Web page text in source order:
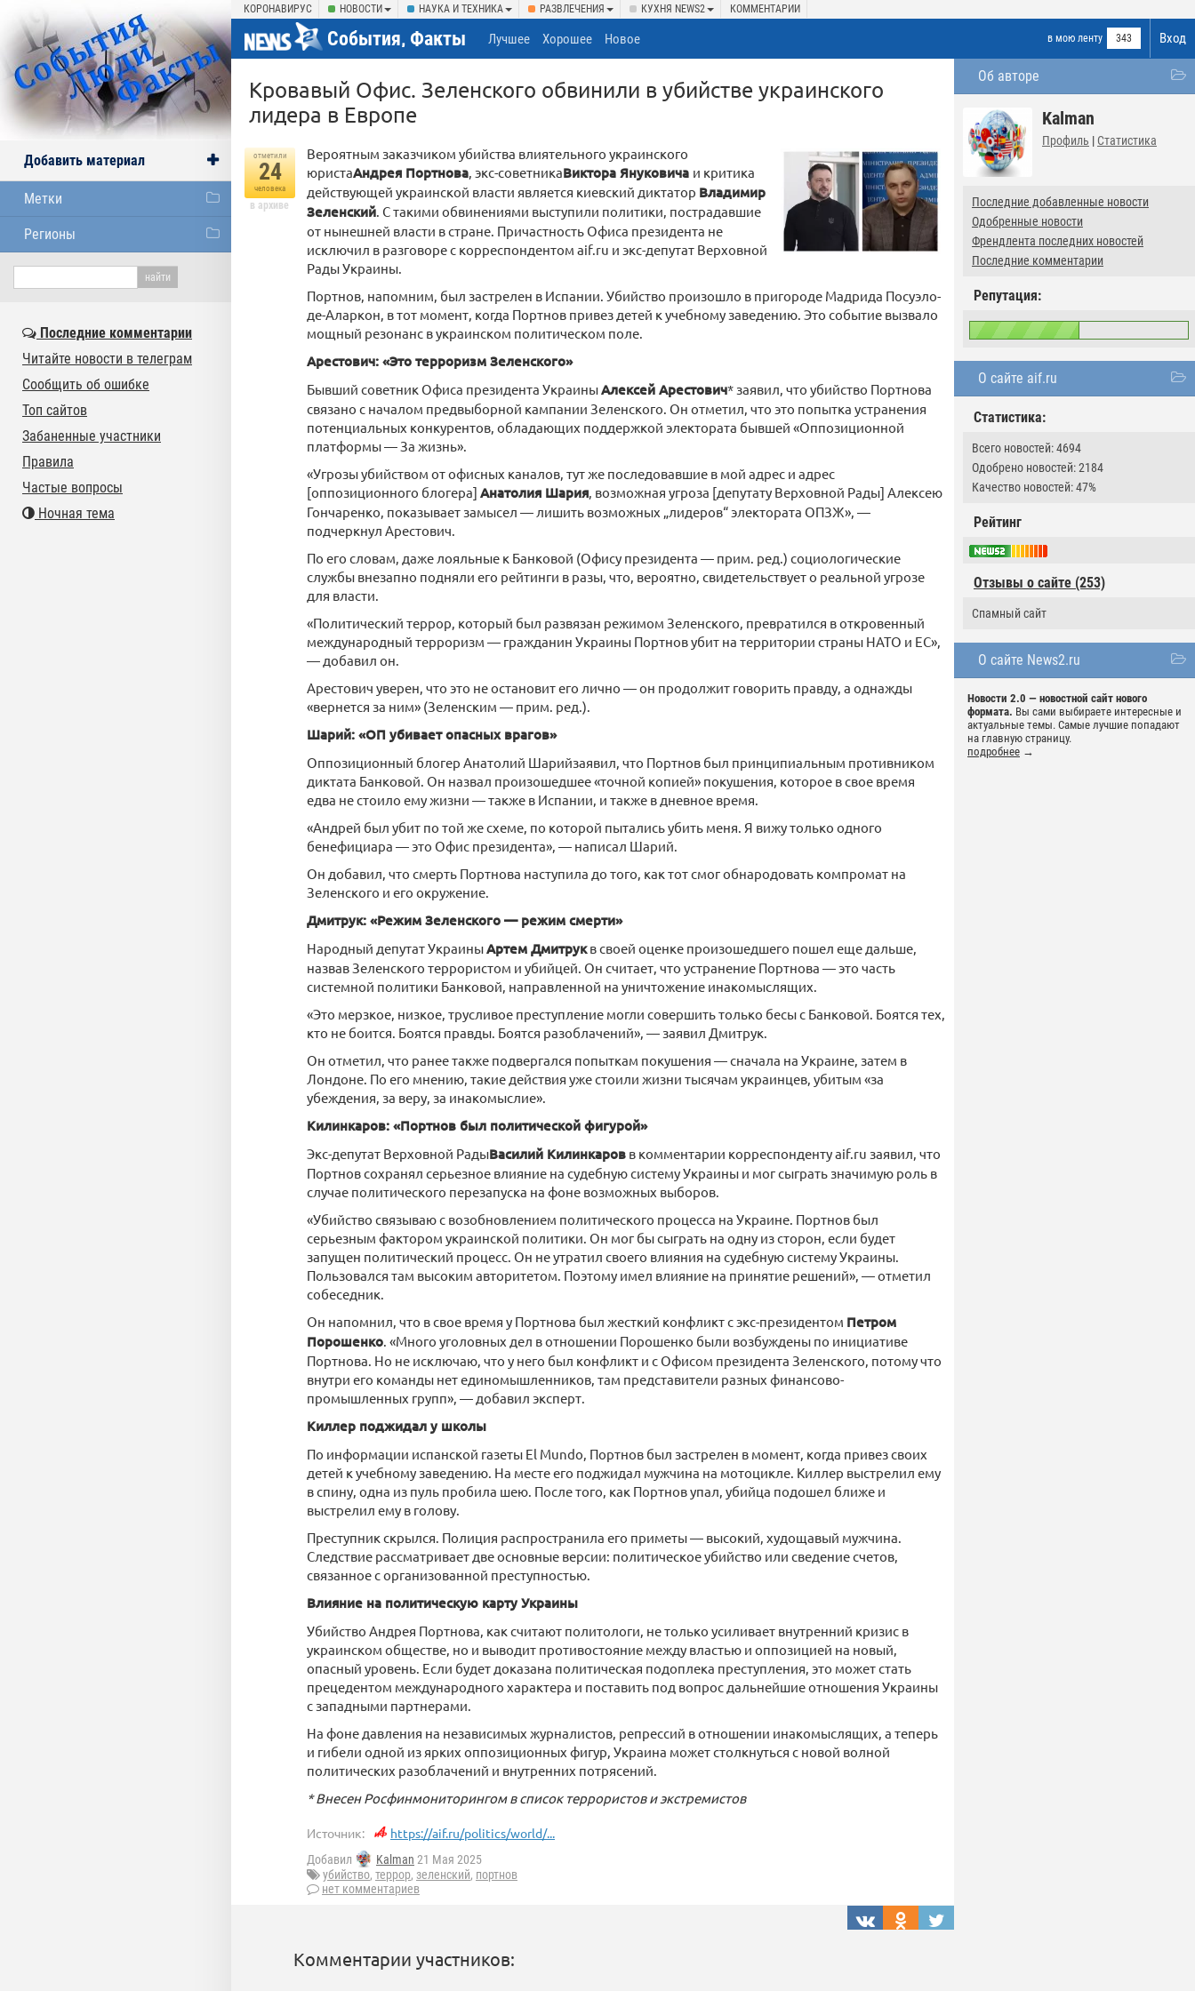
КОРОНАВИРУС НОВОСТИ НАУКА И ТЕХНИКА РАЗВЛЕЧЕНИЯ КУХНЯ NEWS2 КОММЕНТАРИИ
Вход
События, Факты в мою ленту 343
Лучшее Хорошее Новое
Об авторе
Kalman
Профиль | Статистика
Последние добавленные новости
Одобренные новости
Френдлента последних новостей
Последние комментарии
Репутация:
О сайте aif.ru
Статистика:
Всего новостей: 4694
Одобрено новостей: 2184
Качество новостей: 47%
Рейтинг
Отзывы о сайте (253)
Спамный сайт
О сайте News2.ru
Новости 2.0 — новостной сайт нового
формата. Вы сами выбираете интересные и
актуальные темы. Самые лучшие попадают
на главную страницу.
подробнее →
Кровавый Офис. Зеленского обвинили в убийстве украинского
лидера в Европе
отметили
24
человека
в архиве
Вероятным заказчиком убийства влиятельного украинского
юристаАндрея Портнова, экс-советникаВиктора Януковича и критика
действующей украинской власти является киевский диктатор Владимир
Зеленский. С такими обвинениями выступили политики, пострадавшие
от нынешней власти в стране. Причастность Офиса президента не
исключил в разговоре с корреспондентом aif.ru и экс-депутат Верховной
Рады Украины.
Портнов, напомним, был застрелен в Испании. Убийство произошло в пригороде Мадрида Посуэло-
де-Аларкон, в тот момент, когда Портнов привез детей к учебному заведению. Это событие вызвало
мощный резонанс в украинском политическом поле.
Арестович: «Это терроризм Зеленского»
Бывший советник Офиса президента УкраиныАлексей Арестович* заявил, что убийство Портнова
связано с началом предвыборной кампании Зеленского. Он отметил, что это попытка устранения
потенциальных конкурентов, обладающих поддержкой электората бывшей «Оппозиционной
платформы — За жизнь».
«Угрозы убийством от офисных каналов, тут же последовавшие в мой адрес и адрес
[оппозиционного блогера] Анатолия Шария, возможная угроза [депутату Верховной Рады] Алексею
Гончаренко, показывает замысел — лишить возможных „лидеров“ электората ОПЗЖ», —
подчеркнул Арестович.
По его словам, даже лояльные к Банковой (Офису президента — прим. ред.) социологические
службы внезапно подняли его рейтинги в разы, что, вероятно, свидетельствует о реальной угрозе
для власти.
«Политический террор, который был развязан режимом Зеленского, превратился в откровенный
международный терроризм — гражданин Украины Портнов убит на территории страны НАТО и ЕС»,
— добавил он.
Арестович уверен, что это не остановит его лично — он продолжит говорить правду, а однажды
«вернется за ним» (Зеленским — прим. ред.).
Шарий: «ОП убивает опасных врагов»
Оппозиционный блогер Анатолий Шарийзаявил, что Портнов был принципиальным противником
диктата Банковой. Он назвал произошедшее «точной копией» покушения, которое в свое время
едва не стоило ему жизни — также в Испании, и также в дневное время.
«Андрей был убит по той же схеме, по которой пытались убить меня. Я вижу только одного
бенефициара — это Офис президента», — написал Шарий.
Он добавил, что смерть Портнова наступила до того, как тот смог обнародовать компромат на
Зеленского и его окружение.
Дмитрук: «Режим Зеленского — режим смерти»
Народный депутат УкраиныАртем Дмитрукв своей оценке произошедшего пошел еще дальше,
назвав Зеленского террористом и убийцей. Он считает, что устранение Портнова — это часть
системной политики Банковой, направленной на уничтожение инакомыслящих.
«Это мерзкое, низкое, трусливое преступление могли совершить только бесы с Банковой. Боятся тех,
кто не боится. Боятся правды. Боятся разоблачений», — заявил Дмитрук.
Он отметил, что ранее также подвергался попыткам покушения — сначала на Украине, затем в
Лондоне. По его мнению, такие действия уже стоили жизни тысячам украинцев, убитым «за
убеждения, за веру, за инакомыслие».
Килинкаров: «Портнов был политической фигурой»
Экс-депутат Верховной РадыВасилий Килинкаров в комментарии корреспонденту aif.ru заявил, что
Портнов сохранял серьезное влияние на судебную систему Украины и мог сыграть значимую роль в
случае политического перезапуска на фоне возможных выборов.
«Убийство связываю с возобновлением политического процесса на Украине. Портнов был
серьезным фактором украинской политики. Он мог бы сыграть на одну из сторон, если будет
запущен политический процесс. Он не утратил своего влияния на судебную систему Украины.
Пользовался там высоким авторитетом. Поэтому имел влияние на принятие решений», — отметил
собеседник.
Он напомнил, что в свое время у Портнова был жесткий конфликт с экс-президентом Петром
Порошенко. «Много уголовных дел в отношении Порошенко были возбуждены по инициативе
Портнова. Но не исключаю, что у него был конфликт и с Офисом президента Зеленского, потому что
внутри его команды нет единомышленников, там представители разных финансово-
промышленных групп», — добавил эксперт.
Киллер поджидал у школы
По информации испанской газеты El Mundo, Портнов был застрелен в момент, когда привез своих
детей к учебному заведению. На месте его поджидал мужчина на мотоцикле. Киллер выстрелил ему
в спину, одна из пуль пробила шею. После того, как Портнов упал, убийца подошел ближе и
выстрелил ему в голову.
Преступник скрылся. Полиция распространила его приметы — высокий, худощавый мужчина.
Следствие рассматривает две основные версии: политическое убийство или сведение счетов,
связанное с организованной преступностью.
Влияние на политическую карту Украины
Убийство Андрея Портнова, как считают политологи, не только усиливает внутренний кризис в
украинском обществе, но и выводит противостояние между властью и оппозицией на новый,
опасный уровень. Если будет доказана политическая подоплека преступления, это может стать
прецедентом международного характера и поставить под вопрос дальнейшие отношения Украины
с западными партнерами.
На фоне давления на независимых журналистов, репрессий в отношении инакомыслящих, а теперь
и гибели одной из ярких оппозиционных фигур, Украина может столкнуться с новой волной
политических разоблачений и внутренних потрясений.
* Внесен Росфинмониторингом в список террористов и экстремистов
Источник: https://aif.ru/politics/world/...
Добавил Kalman 21 Мая 2025
убийство, террор, зеленский, портнов
нет комментариев
Комментарии участников:
Добавить материал
Метки
Регионы
Последние комментарии
Читайте новости в телеграм
Сообщить об ошибке
Топ сайтов
Забаненные участники
Правила
Частые вопросы
Ночная тема